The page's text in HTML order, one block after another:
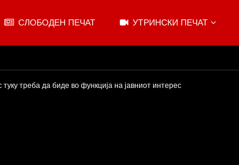
СЛОБОДЕН ПЕЧАТ УТРИНСКИ ПЕЧАТ
треба да биде во функција на јавниот интерес